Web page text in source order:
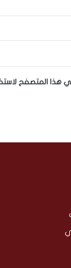
هذا المتصفح